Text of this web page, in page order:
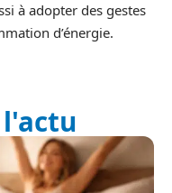
à adopter des gestes
d’énergie.